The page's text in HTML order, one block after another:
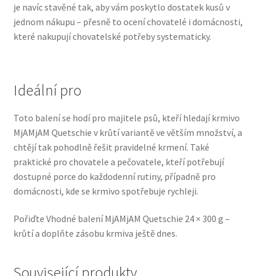
Přepravky pro psy
Purizon pro psy — Vysoký obsah masa, bez obilovin
Vodítka a obojky
Wolf of Wilderness
je navíc stavěné tak, aby vám poskytlo dostatek kusů v
jednom nákupu – přesně to ocení chovatelé i domácnosti,
které nakupují chovatelské potřeby systematicky.
Ideální pro
Toto balení se hodí pro majitele psů, kteří hledají krmivo
MjAMjAM Quetschie v krůtí variantě ve větším množství, a
chtějí tak pohodlně řešit pravidelné krmení. Také
praktické pro chovatele a pečovatele, kteří potřebují
dostupné porce do každodenní rutiny, případně pro
domácnosti, kde se krmivo spotřebuje rychleji.
Pořiďte Vhodné balení MjAMjAM Quetschie 24 × 300 g –
krůtí a doplňte zásobu krmiva ještě dnes.